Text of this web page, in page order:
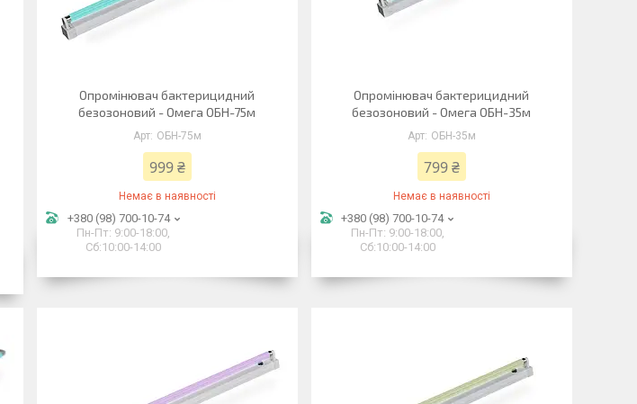
Опромінювач бактерицидний
безозоновий - Омега ОБН-75м
ОБН-75м
999 ₴
Немає в наявності
+380 (98) 700-10-74
Пн-Пт: 9:00-18:00,
Сб:10:00-14:00
Опромінювач бактерицидний
безозоновий - Омега ОБН-35м
ОБН-35м
799 ₴
Немає в наявності
+380 (98) 700-10-74
Пн-Пт: 9:00-18:00,
Сб:10:00-14:00